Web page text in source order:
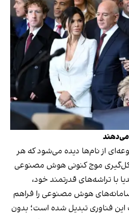
از نام‌ها دیده می‌شود که هر
موج کنونی هوش مصنوعی
با تراشه‌های قدرتمند خود،
هوش مصنوعی را فراهم
این فناوری تبدیل شده است؛ بدون